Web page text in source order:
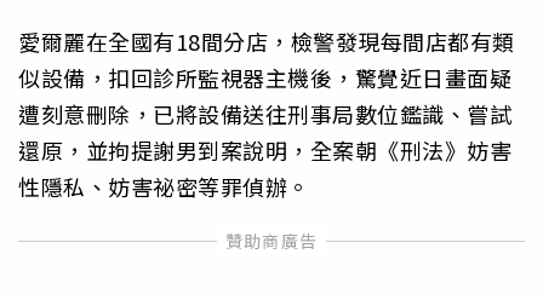
愛爾麗在全國有18間分店，檢警發現每間店都有類
似設備，扣回診所監視器主機後，驚覺近日畫面疑
遭刻意刪除，已將設備送往刑事局數位鑑識、嘗試
還原，並拘提謝男到案說明，全案朝《刑法》妨害
性隱私、妨害祕密等罪偵辦。